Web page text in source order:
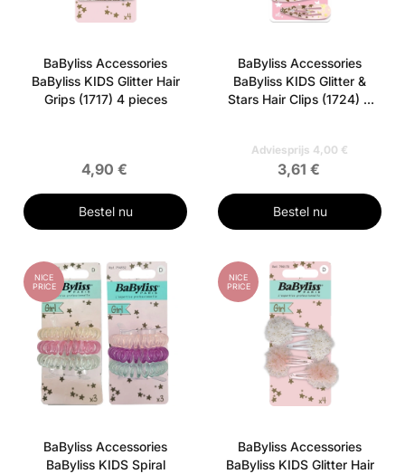
BaByliss Accessories
BaByliss KIDS Glitter Hair
Grips (1717) 4 pieces
4,90 €
Bestel nu
BaByliss Accessories
BaByliss KIDS Glitter &
Stars Hair Clips (1724) 6
Adviesprijs 4,00 €
3,61 €
Bestel nu
NICE
PRICE
BaByliss Accessories
BaByliss KIDS Spiral
NICE
PRICE
BaByliss Accessories
BaByliss KIDS Glitter Hair